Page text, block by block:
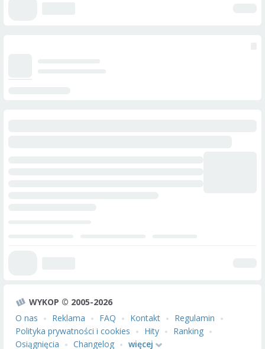
WYKOP © 2005-2026
O nas
Reklama FAQ Kontakt
Regulamin
Polityka prywatności i cookies
Hity
Ranking
Osiągnięcia
Changelog więcej